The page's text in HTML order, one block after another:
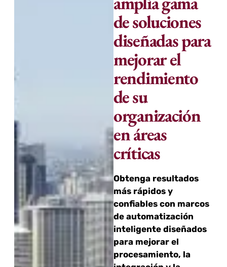
de soluciones
diseñadas para
mejorar el
rendimiento
de su
organización
en áreas
críticas
Obtenga resultados
más rápidos y
confiables con marcos
de automatización
inteligente diseñados
para mejorar el
procesamiento, la